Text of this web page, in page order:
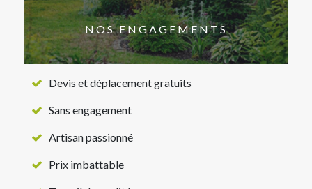
NOS ENGAGEMENTS
Devis et déplacement gratuits
Sans engagement
Artisan passionné
Prix imbattable